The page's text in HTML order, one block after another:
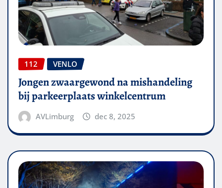
112 VENLO
Jongen zwaargewond na mishandeling
bij parkeerplaats winkelcentrum
AVLimburg dec 8, 2025